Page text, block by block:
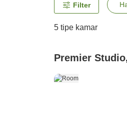
Filter
5 tipe kamar
Premier